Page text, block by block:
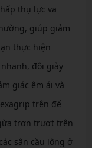
thụ lực va
giúp giảm
thực hiện
đôi giày
giác êm ái và
trên đế
trơn trượt trên
sân cầu lông ở